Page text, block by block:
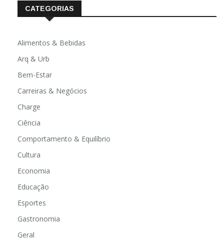
CATEGORIAS
Alimentos & Bebidas
Arq & Urb
Bem-Estar
Carreiras & Negócios
Charge
Ciência
Comportamento & Equilíbrio
Cultura
Economia
Educação
Esportes
Gastronomia
Geral